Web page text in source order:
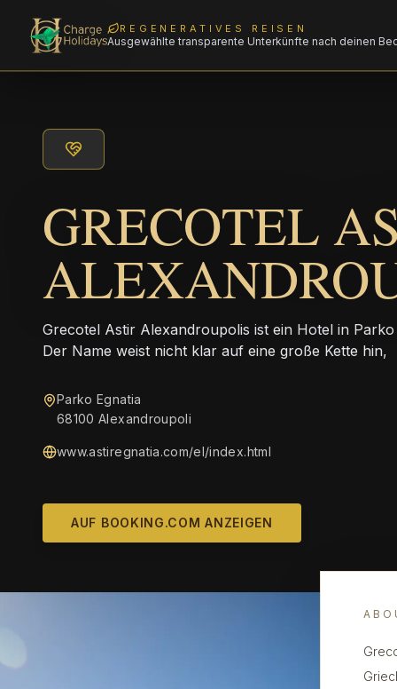
REGENERATIVES REISEN
Ausgewählte transparente Unterkünfte nach deinen
GRECOTEL
Grecotel Astir Alexandroupolis ist ein Hotel in
Der Name weist nicht klar auf eine große Kette hin,
Parko Egnatia
68100 Alexandroupoli
www.astiregnatia.com/el/index.html
AUF BOOKING.COM ANZEIGEN